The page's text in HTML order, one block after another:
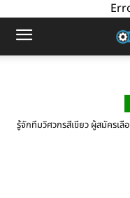
รู้จักทีมวิศวกรสีเขียว ผู้สมัครเ